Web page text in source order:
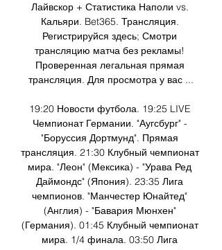
Лайвскор + Статистика Наполи vs.
Кальяри. Bet365. Трансляция.
Регистрируйся здесь; Смотри
трансляцию матча без рекламы!
Проверенная легальная прямая
трансляция. Для просмотра у вас ...
19:20 Новости футбола. 19:25 LIVE
Чемпионат Германии. "Аугсбург" -
"Боруссия Дортмунд". Прямая
трансляция. 21:30 Клубный чемпионат
мира. "Леон" (Мексика) - "Урава Ред
Даймондс" (Япония). 23:35 Лига
чемпионов. "Манчестер Юнайтед"
(Англия) - "Бавария Мюнхен"
(Германия). 01:45 Клубный чемпионат
мира. 1/4 финала. 03:50 Лига